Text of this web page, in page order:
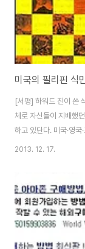
미국의 필리핀 식
[서평] 하워드 진이 쓴
체로 자신들이 지배했
하고 있단다. 미국·영
은 식민지배 당시는 물
급스럽게 한국에 대해
고 학위를 받아온다는
서 고급정보를 모으고
2013. 12. 17.